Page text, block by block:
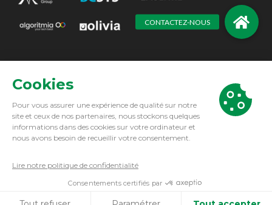
Augusta Reeves Group. All Right Reserved 2021